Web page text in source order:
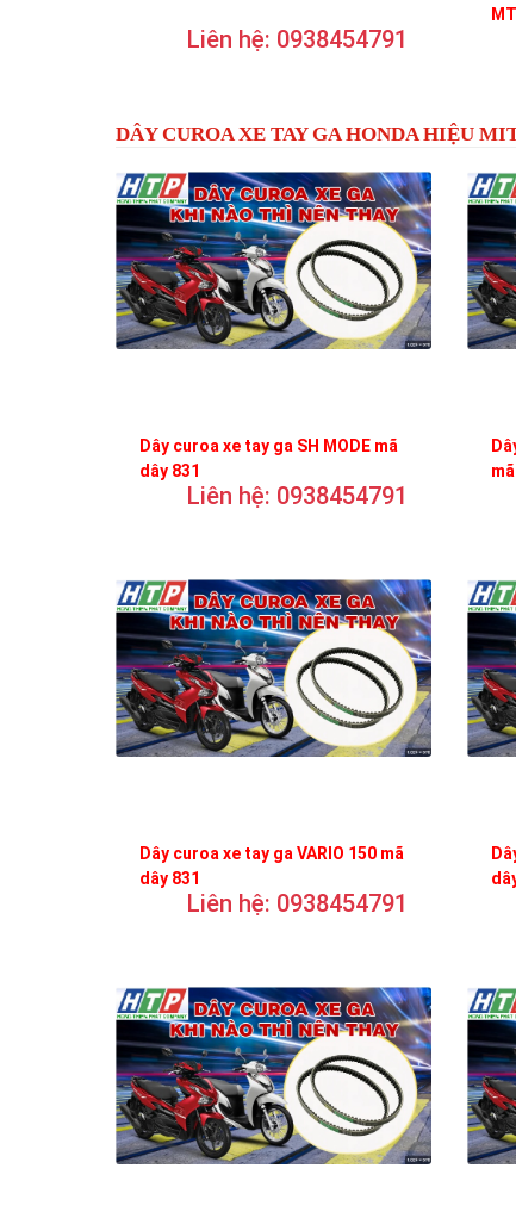
Liên hệ: 0938454791
DÂY CUROA XE TAY GA HONDA HIỆU
Dây curoa xe tay ga SH MODE mã
dây 831
Liên hệ: 0938454791
Dây curoa xe tay ga VARIO 150 mã
dây 831
Liên hệ: 0938454791